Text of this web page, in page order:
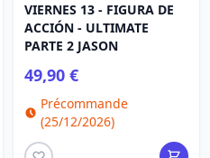
VIERNES 13 - FIGURA DE
ACCIÓN - ULTIMATE
PARTE 2 JASON
49,90 €
Précommande
(25/12/2026)